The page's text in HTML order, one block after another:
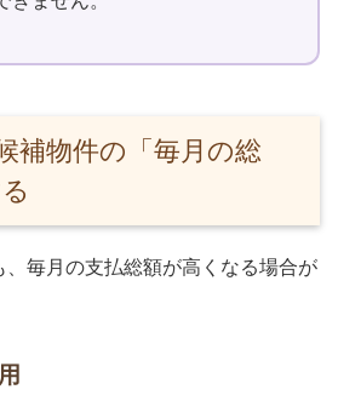
補物件の「毎月の総
毎月の支払総額が高くなる場合が